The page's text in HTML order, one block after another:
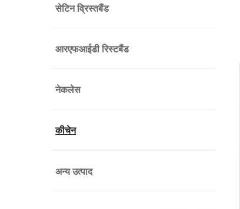
सेटिन व्रिस्तबैंड
आरएफआईडी रिस्टबैंड
नेकलेस
कीचेन
अन्य उत्पाद